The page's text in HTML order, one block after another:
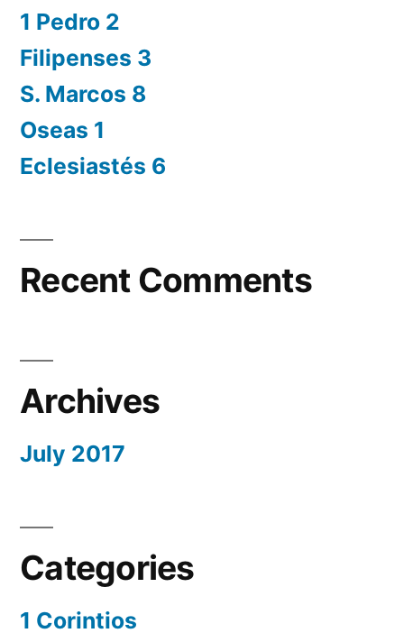
1 Pedro 2
Filipenses 3
S. Marcos 8
Oseas 1
Eclesiastés 6
Recent Comments
Archives
July 2017
Categories
1 Corintios